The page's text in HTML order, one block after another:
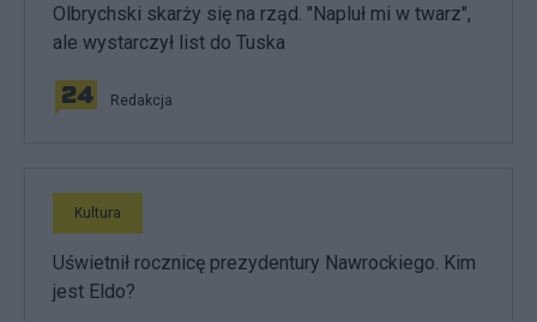
Olbrychski skarży się na rząd. "Napluł mi w twarz",
ale wystarczył list do Tuska
Redakcja
Kultura
Uświetnił rocznicę prezydentury Nawrockiego. Kim
jest Eldo?